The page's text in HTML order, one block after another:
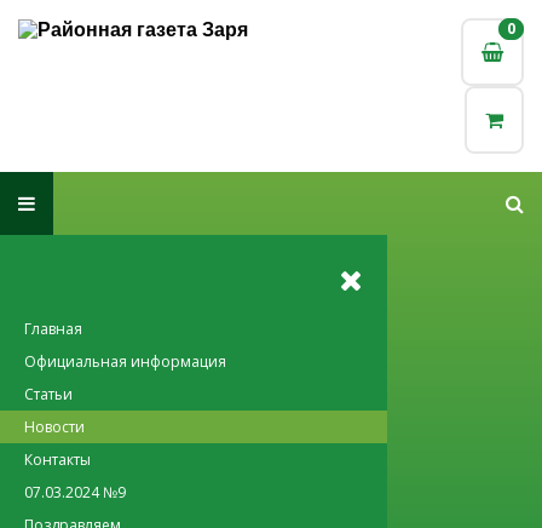
0
0
Главная
Официальная информация
Статьи
Новости
Контакты
07.03.2024 №9